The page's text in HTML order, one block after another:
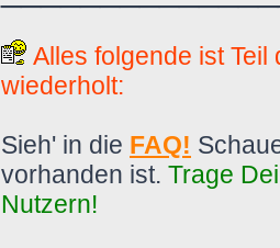
Alles folgende ist
wiederholt:
Sieh' in die FAQ!
vorhanden ist. Trage
Nutzern!